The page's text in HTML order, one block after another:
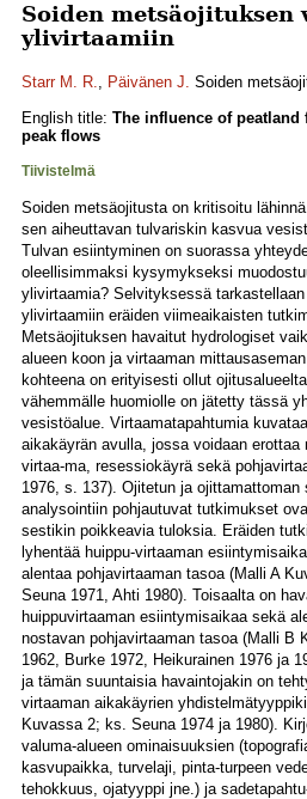
Soiden metsäojituksen
ylivirtaamiin
Starr M. R., Päivänen J. Soiden
English title: The influence of
peak flows
Tiivistelmä
Soiden metsäojitusta on kritisoitu
sen aiheuttavan tulvariskin kasvua
Tulvan esiintyminen on suorassa
oleellisimmaksi kysymykseksi
ylivirtaamia? Selvityksessä
ylivirtaamiin eräiden viimeaikaisten
Metsäojituksen havaitut hydrologiset
alueen koon ja virtaaman
kohteena on erityisesti ollut
vähemmälle huomiolle on jätetty tässä
vesistöalue. Virtaamatapahtumia
aikakäyrän avulla, jossa voidaan erottaa
virtaa-ma, resessiokäyrä sekä
1976, s. 137). Ojitetun ja
analysointiin pohjautuvat tutkimukset
sestikin poikkeavia tuloksia. Eräiden
lyhentää huippu-virtaaman
alentaa pohjavirtaaman tasoa (Malli A
Seuna 1971, Ahti 1980). Toisaalta on
huippuvirtaaman esiintymisaikaa sekä
nostavan pohjavirtaaman tasoa (Malli B
1962, Burke 1972, Heikurainen 1976 ja
ja tämän suuntaisia havaintojakin on
virtaaman aikakäyrien
Kuvassa 2; ks. Seuna 1974 ja 1980).
valuma-alueen ominaisuuksien
kasvupaikka, turvelaji, pinta-turpeen
tehokkuus, ojatyyppi jne.) ja